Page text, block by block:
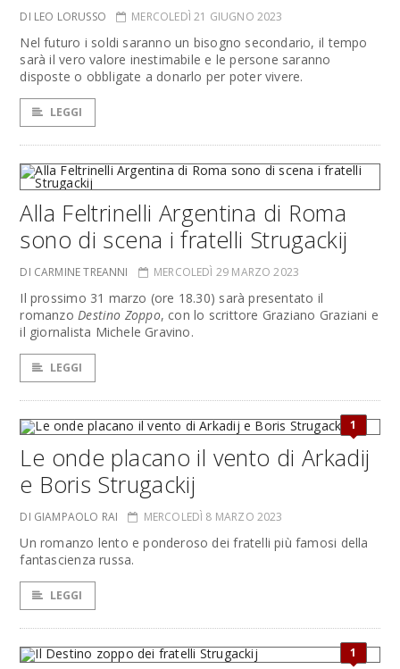
DI LEO LORUSSO MERCOLEDÌ 21 GIUGNO 2023
Nel futuro i soldi saranno un bisogno secondario, il tempo
sarà il vero valore inestimabile e le persone saranno
disposte o obbligate a donarlo per poter vivere.
LEGGI
Alla Feltrinelli Argentina di Roma
sono di scena i fratelli Strugackij
DI CARMINE TREANNI MERCOLEDÌ 29 MARZO 2023
Il prossimo 31 marzo (ore 18.30) sarà presentato il
romanzoDestino Zoppo, con lo scrittore Graziano Graziani e
il giornalista Michele Gravino.
LEGGI
1
Le onde placano il vento di Arkadij
e Boris Strugackij
DI GIAMPAOLO RAI MERCOLEDÌ 8 MARZO 2023
Un romanzo lento e ponderoso dei fratelli più famosi della
fantascienza russa.
LEGGI
1